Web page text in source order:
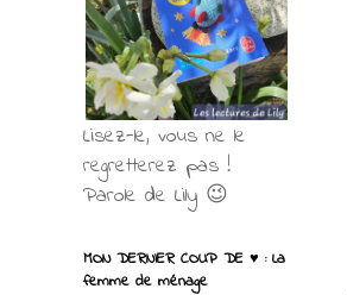
Lisez-le, vous ne le
regretterez pas !
Parole de Lily 😉
MON DERNIER COUP DE ♥ : La
femme de ménage